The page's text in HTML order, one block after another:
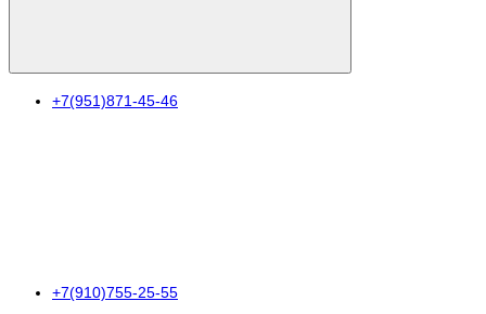
+7(951)871-45-46
+7(910)755-25-55